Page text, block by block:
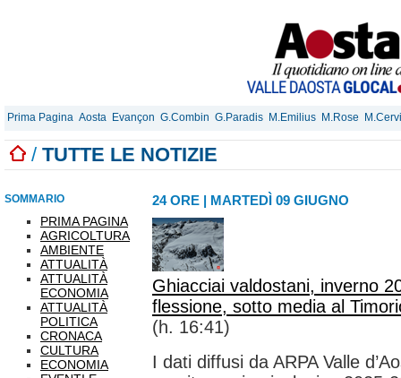
Prima Pagina Aosta Evançon G.Combin G.Paradis M.Emilius M.Rose
/ TUTTE LE NOTIZIE
SOMMARIO
PRIMA PAGINA
AGRICOLTURA
AMBIENTE
ATTUALITÀ
ATTUALITÀ
ECONOMIA
ATTUALITÀ
POLITICA
CRONACA
CULTURA
ECONOMIA
24 ORE | MARTEDÌ 09 GIUGNO
Ghiacciai valdostani, inverno
flessione, sotto media al
(h. 16:41)
I dati diffusi da ARPA Valle